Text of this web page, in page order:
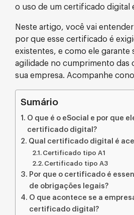
o uso de um certificado digital
Neste artigo, você vai
por que esse certificado é
existentes, e como ele garante
agilidade no cumprimento das
sua empresa. Acompanhe
Sumário
O que é o eSocial e por que
certificado digital?
Qual certificado digital é
Certificado tipo A1
Certificado tipo A3
Por que o certificado é
de obrigações legais?
O que acontece se a
certificado digital?